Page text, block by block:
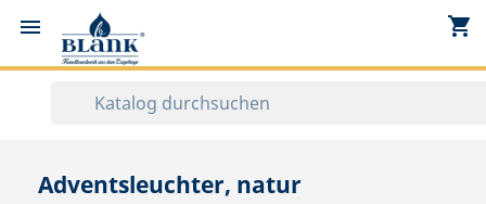
 shopping_cart
Adventsleuchter, natur